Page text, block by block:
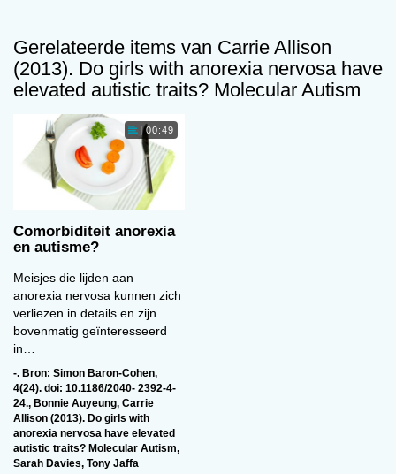
Gerelateerde items van Carrie Allison
(2013). Do girls with anorexia nervosa have
elevated autistic traits? Molecular Autism
00:49
Comorbiditeit anorexia
en autisme?
Meisjes die lijden aan
anorexia nervosa kunnen zich
verliezen in details en zijn
bovenmatig geïnteresseerd
in…
-. Bron: Simon Baron-Cohen,
4(24). doi: 10.1186/2040- 2392-4-
24., Bonnie Auyeung, Carrie
Allison (2013). Do girls with
anorexia nervosa have elevated
autistic traits? Molecular Autism,
Sarah Davies, Tony Jaffa